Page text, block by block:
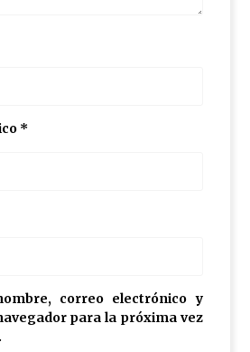
*
correo electrónico y
para la próxima vez